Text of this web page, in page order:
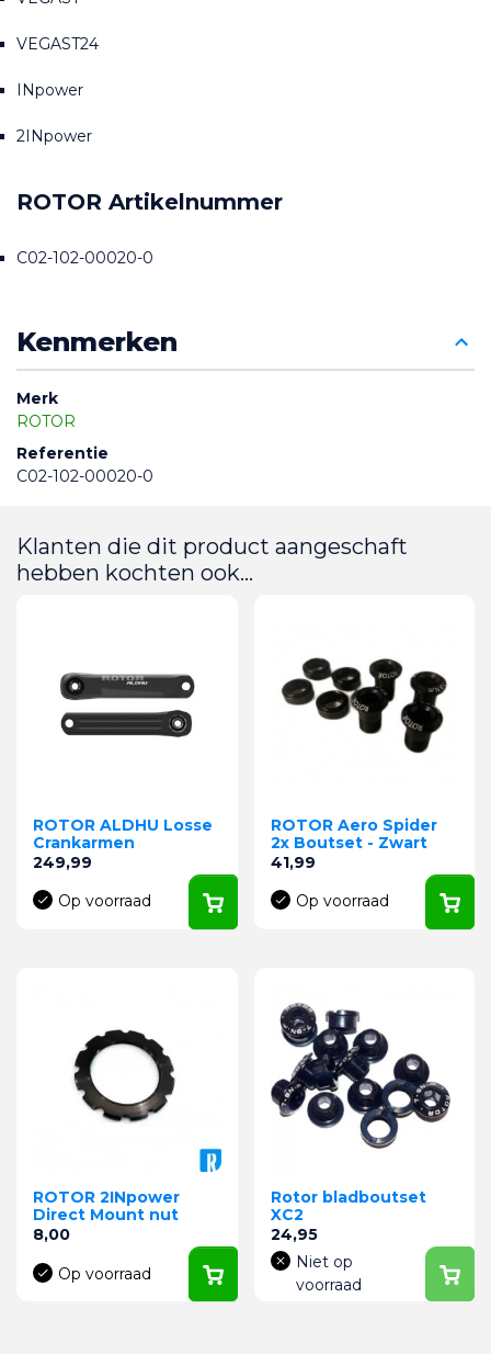
VEGAST24
INpower
2INpower
ROTOR Artikelnummer
C02-102-00020-0
Kenmerken
Merk
ROTOR
Referentie
C02-102-00020-0
Klanten die dit product aangeschaft
hebben kochten ook...
ROTOR ALDHU Losse
Crankarmen
Prijs
249,99
Op voorraad
ROTOR Aero Spider
2x Boutset - Zwart
Prijs
41,99
Op voorraad
ROTOR 2INpower
Direct Mount nut
Prijs
8,00
Op voorraad
Rotor bladboutset
XC2
Prijs
24,95
Niet op
voorraad